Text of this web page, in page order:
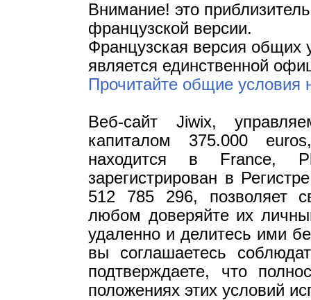
Внимание! это
французской версии.
Французская версия общих
является единственной
Прочитайте общие условия
Веб-сайт Jiwix,
капиталом 375.000
находится в France,
зарегистрирован в
512 785 296, позволяет
любом доверяйте их
удаленно и делитесь ими
вы соглашаетесь
подтверждаете, что
положениях этих условий